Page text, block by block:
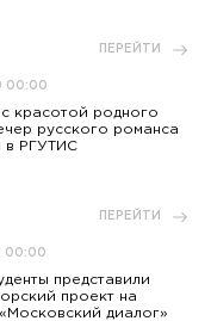
ПЕРЕЙТИ
00:00
с красотой родного
русского романса
в РГУТИС
ПЕРЕЙТИ
00:00
представили
проект на
диалог»